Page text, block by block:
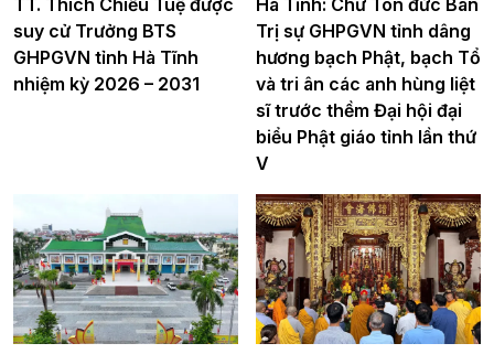
TT. Thích Chiếu Tuệ được
suy cử Trưởng BTS
GHPGVN tỉnh Hà Tĩnh
nhiệm kỳ 2026 – 2031
Hà Tĩnh: Chư Tôn đức Ban
Trị sự GHPGVN tỉnh dâng
hương bạch Phật, bạch Tổ
và tri ân các anh hùng liệt
sĩ trước thềm Đại hội đại
biểu Phật giáo tỉnh lần thứ
V